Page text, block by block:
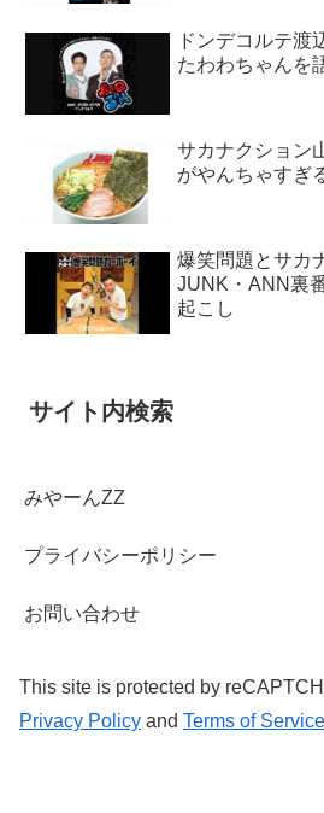
ドンデコルテ
たわわちゃんを
サカナクショ
がやんちゃすぎ
爆笑問題とサカ
JUNK・ANN裏
起こし
サイト内検索
みやーんZZ
プライバシーポリシー
お問い合わせ
This site is protected by
Privacy Policy and Terms of Service